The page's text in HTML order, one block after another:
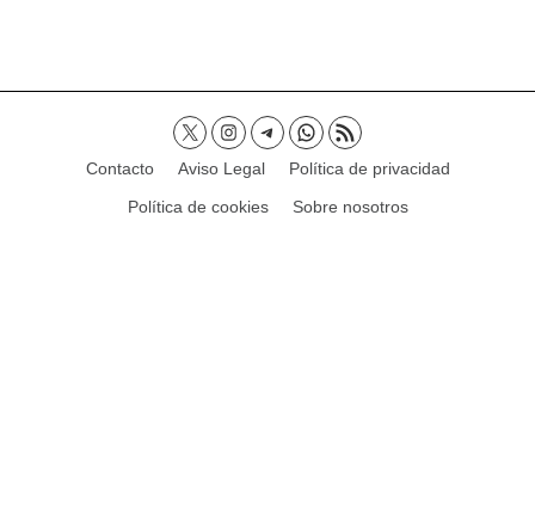
Contacto Aviso Legal
Política de privacidad
Política de cookies
Sobre nosotros